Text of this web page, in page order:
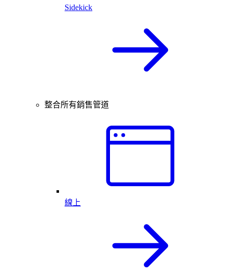
Sidekick
整合所有銷售管道
線上